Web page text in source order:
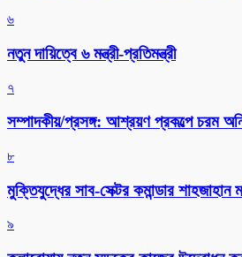
৬
নতুন দায়িত্বে ৬ মন্ত্রী-প্রতিমন্ত্রী
৭
সম্পাদকীয়/প্রসঙ্গ: আশ্রয়ণ প্রকল্পে চরম
৮
মুক্তিযুদ্ধের সাব-সেক্টর কমান্ডার শাহজাহান
৯